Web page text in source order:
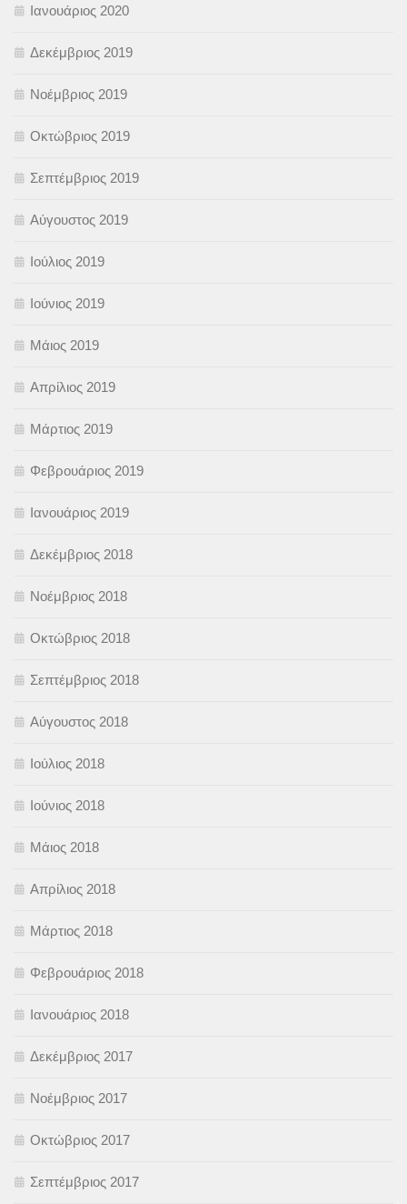
Ιανουάριος 2020
Δεκέμβριος 2019
Νοέμβριος 2019
Οκτώβριος 2019
Σεπτέμβριος 2019
Αύγουστος 2019
Ιούλιος 2019
Ιούνιος 2019
Μάιος 2019
Απρίλιος 2019
Μάρτιος 2019
Φεβρουάριος 2019
Ιανουάριος 2019
Δεκέμβριος 2018
Νοέμβριος 2018
Οκτώβριος 2018
Σεπτέμβριος 2018
Αύγουστος 2018
Ιούλιος 2018
Ιούνιος 2018
Μάιος 2018
Απρίλιος 2018
Μάρτιος 2018
Φεβρουάριος 2018
Ιανουάριος 2018
Δεκέμβριος 2017
Νοέμβριος 2017
Οκτώβριος 2017
Σεπτέμβριος 2017